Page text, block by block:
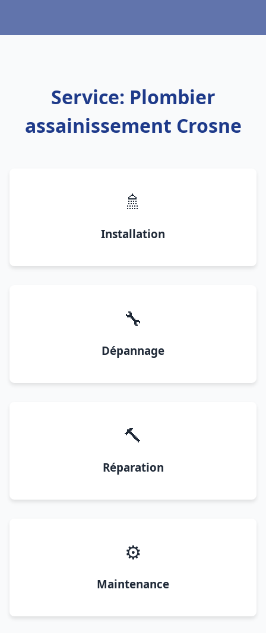
Service: Plombier
assainissement Crosne
🚿
Installation
🔧
Dépannage
🔨
Réparation
⚙️
Maintenance